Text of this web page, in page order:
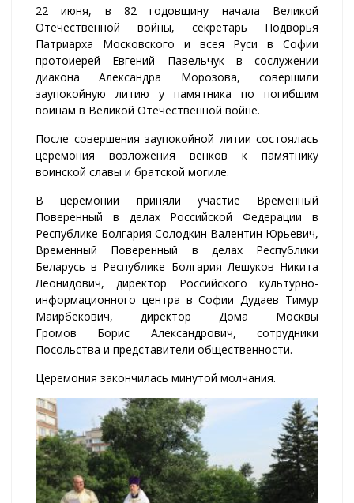
22 июня, в 82 годовщину начала Великой
Отечественной войны, секретарь Подворья
Патриарха Московского и всея Руси в Софии
протоиерей Евгений Павельчук в сослужении
диакона Александра Морозова, совершили
заупокойную литию у памятника по погибшим
воинам в Великой Отечественной войне.
После совершения заупокойной литии состоялась
церемония возложения венков к памятнику
воинской славы и братской могиле.
В церемонии приняли участие Временный
Поверенный в делах Российской Федерации в
Республике Болгария Солодкин Валентин Юрьевич,
Временный Поверенный в делах Республики
Беларусь в Республике Болгария Лешуков Никита
Леонидович, директор Российского культурно-
информационного центра в Софии Дудаев Тимур
Маирбекович, директор Дома Москвы
Громов Борис Александрович, сотрудники
Посольства и представители общественности.
Церемония закончилась минутой молчания.